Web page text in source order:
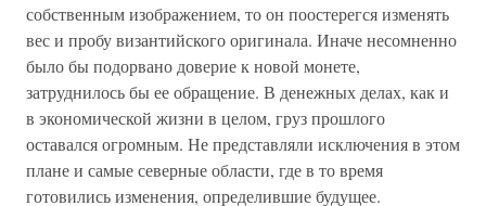
собственным изображением, то он поостерегся изменять
вес и пробу византийского оригинала. Иначе несомненно
было бы подорвано доверие к новой монете,
затруднилось бы ее обращение. В денежных делах, как и
в экономической жизни в целом, груз прошлого
оставался огромным. Не представляли исключения в этом
плане и самые северные области, где в то время
готовились изменения, определившие будущее.